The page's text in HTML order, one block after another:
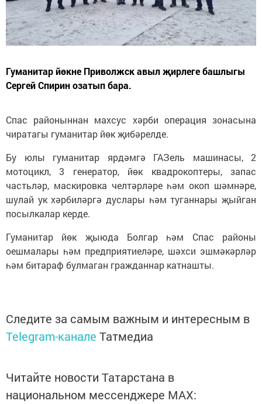
Гуманитар йөкне Приволжск авыл җирлеге башлыгы
Сергей Спирин озатып бара.
Спас районыннан махсус хәрби операция зонасына
чиратагы гуманитар йөк җибәрелде.
Бу юлы гуманитар ярдәмгә ГАЗель машинасы, 2
мотоцикл, 3 генератор, йөк квадрокоптеры, запас
частьләр, маскировка челтәрләре һәм окоп шәмнәре,
шулай ук хәрбиләргә дуслары һәм туганнары җыйган
посылкалар керде.
Гуманитар йөк җыюда Болгар һәм Спас районы
оешмалары һәм предприятиеләре, шәхси эшмәкәрләр
һәм битараф булмаган гражданнар катнашты.
Следите за самым важным и интересным в
Telegram-канале Татмедиа
Читайте новости Татарстана в
национальном мессенджере MАХ: